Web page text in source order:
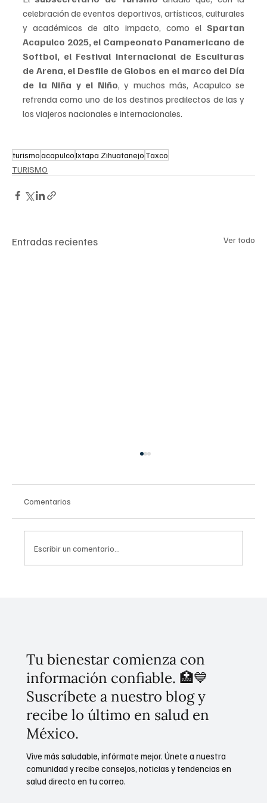
celebración de eventos deportivos, artísticos, culturales
y académicos de alto impacto, como el Spartan
Acapulco 2025, el Campeonato Panamericano de
Softbol, el Festival Internacional de Esculturas
de Arena, el Desfile de Globos en el marco del Día
de la Niña y el Niño, y muchos más, Acapulco se
refrenda como uno de los destinos predilectos de las y
los viajeros nacionales e internacionales.
turismoacapulcoIxtapa Zihuatanejo Taxco
TURISMO
Entradas recientes Ver todo
Comentarios
Escribir un comentario...
Tu bienestar comienza con
información confiable. 🏥💙
Suscríbete a nuestro blog y
recibe lo último en salud en
México.
Vive más saludable, infórmate mejor. Únete a nuestra
comunidad y recibe consejos, noticias y tendencias en
salud directo en tu correo.